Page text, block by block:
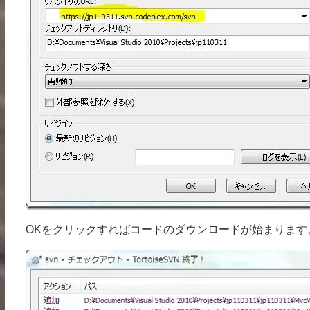
OKをクリックすればコードのダウンロードが始まります